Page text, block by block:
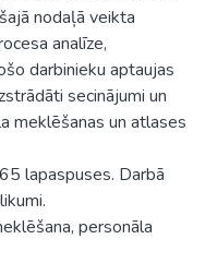
nodaļā veikta
analīze,
darbinieku aptaujas
secinājumi un
meklēšanas un atlases
lapaspuses. Darbā
personāla